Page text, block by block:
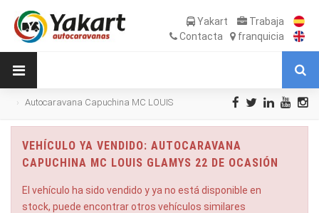
Yakart
Trabaja
Contacta
franquicia
Autocaravana Capuchina MC LOUIS
VEHÍCULO YA VENDIDO: AUTOCARAVANA
CAPUCHINA MC LOUIS GLAMYS 22 DE OCASIÓN
El vehículo ha sido vendido y ya no está disponible en
stock, puede encontrar otros vehículos similares